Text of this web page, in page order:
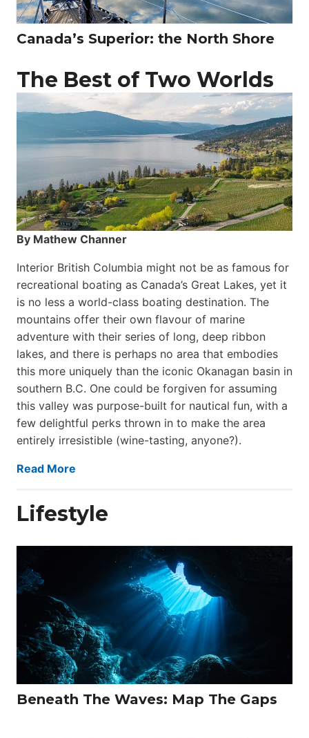
Canada’s Superior: the North Shore
The Best of Two Worlds
By Mathew Channer
Interior British Columbia might not be as famous for
recreational boating as Canada’s Great Lakes, yet it
is no less a world-class boat­ing destination. The
mountains offer their own flavour of marine
adventure with their series of long, deep ribbon
lakes, and there is perhaps no area that embodies
this more uniquely than the iconic Okanagan basin in
southern B.C. One could be forgiven for assuming
this valley was purpose-built for nautical fun, with a
few delightful perks thrown in to make the area
entirely irresistible (wine-tasting, anyone?).
Read More
Lifestyle
Beneath The Waves: Map The Gaps